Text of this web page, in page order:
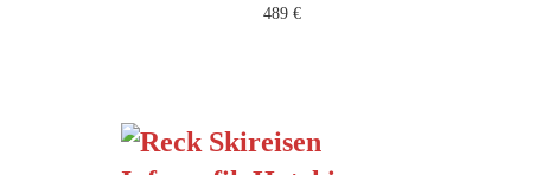
489 €